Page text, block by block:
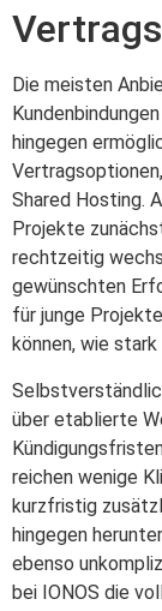
Die meisten
hingegen
Shared Hosting.
Projekte
rechtzeitig
gewünschten
für junge
können, wie
über etablierte
reichen wenige
kurzfristig
hingegen
ebenso
bei IONOS die